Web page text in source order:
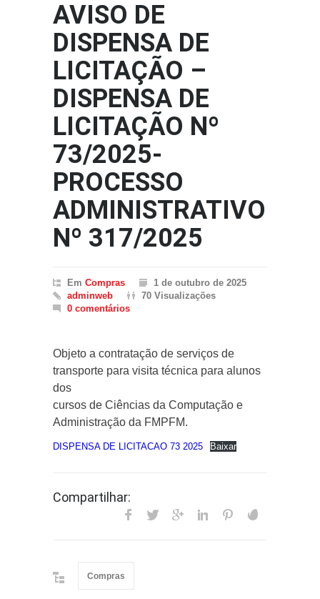
AVISO DE
DISPENSA DE
LICITAÇÃO –
DISPENSA DE
LICITAÇÃO Nº
73/2025-
PROCESSO
ADMINISTRATIVO
Nº 317/2025
Em Compras
1 de outubro de 2025
adminweb
70 Visualizações
0 comentários
Objeto a contratação de serviços de
transporte para visita técnica para alunos
dos
cursos de Ciências da Computação e
Administração da FMPFM.
DISPENSA DE LICITACAO 73 2025 Baixar
Compartilhar:
Compras